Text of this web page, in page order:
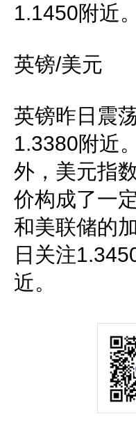
1.1450附近。
英镑/美元
英镑昨日震
1.3380附近
外，美元指
价构成了一
和美联储的
日关注
近。